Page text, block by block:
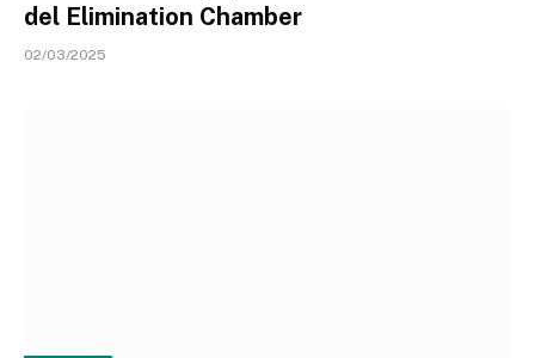
del Elimination Chamber
02/03/2025